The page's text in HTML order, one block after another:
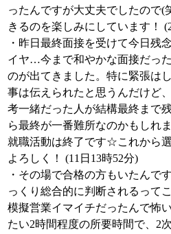
ったんですが大丈夫でしたので(
きるのを楽しみにしています！
・昨日最終面接を受けて今日残
イヤ…今まで和やかな面接だっ
のが出てきました。特に緊張は
事は伝えられたと思うんだけど
考一緒だった人が結構最終まで
ら最終が一番難所なのかもしれ
就職活動は終了です☆これから
よろしく！ (11日13時52分)
・その場で合格の方もいたんで
っくり総合的に判断されるって
模擬営業イマイチだったんで怖
たい2時間程度の所要時間で、2